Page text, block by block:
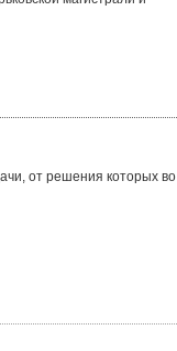
от решения которых во